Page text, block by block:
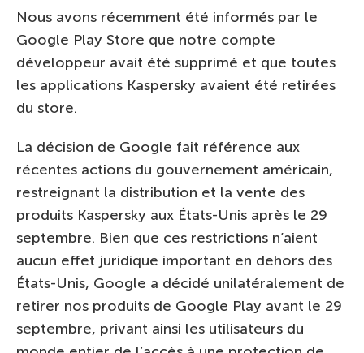
Nous avons récemment été informés par le
Google Play Store que notre compte
développeur avait été supprimé et que toutes
les applications Kaspersky avaient été retirées
du store.
La décision de Google fait référence aux
récentes actions du gouvernement américain,
restreignant la distribution et la vente des
produits Kaspersky aux États-Unis après le 29
septembre. Bien que ces restrictions n’aient
aucun effet juridique important en dehors des
États-Unis, Google a décidé unilatéralement de
retirer nos produits de Google Play avant le 29
septembre, privant ainsi les utilisateurs du